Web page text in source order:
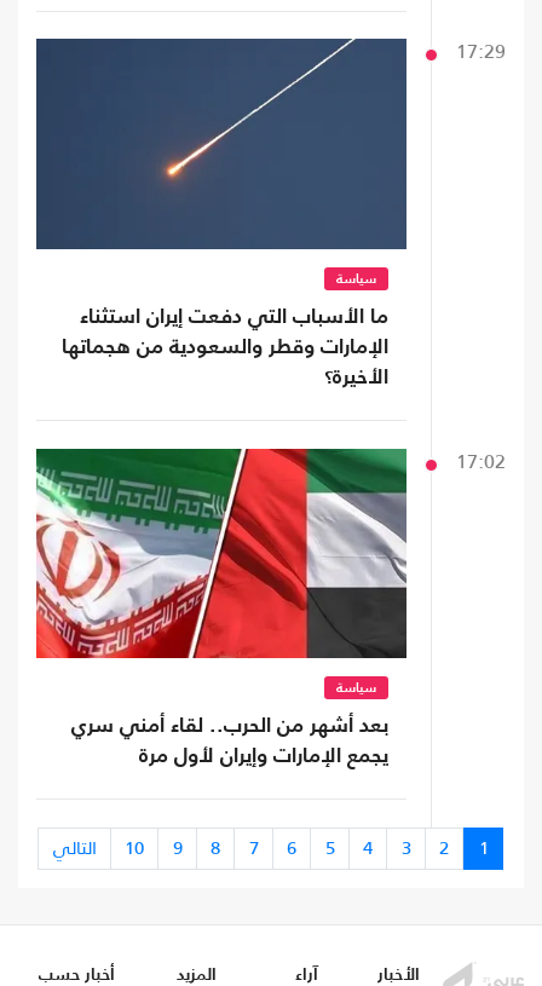
17:29
سياسة
ما الأسباب التي دفعت إيران استثناء
الإمارات وقطر والسعودية من هجماتها
الأخيرة؟
17:02
سياسة
بعد أشهر من الحرب.. لقاء أمني سري
يجمع الإمارات وإيران لأول مرة
1
2
3
4
5
6
7
8
9
10 التالي
الأخبار آراء المزيد أخبار حسب